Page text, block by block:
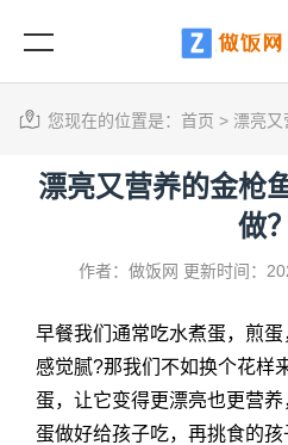
您现在的位置是： 首页 > 漂亮又
漂亮又营养的金枪
做？
作者：做饭网 更新时间：
早餐我们通常吃水煮蛋，煎
感觉腻?那我们不如换个花样
蛋，让它变得更漂亮也更营
蛋做好给孩子吃，再挑食的